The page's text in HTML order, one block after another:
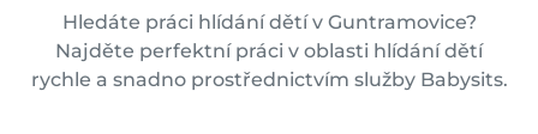
Hledáte práci hlídání dětí v Guntramovice?
Najděte perfektní práci v oblasti hlídání dětí
rychle a snadno prostřednictvím služby Babysits.